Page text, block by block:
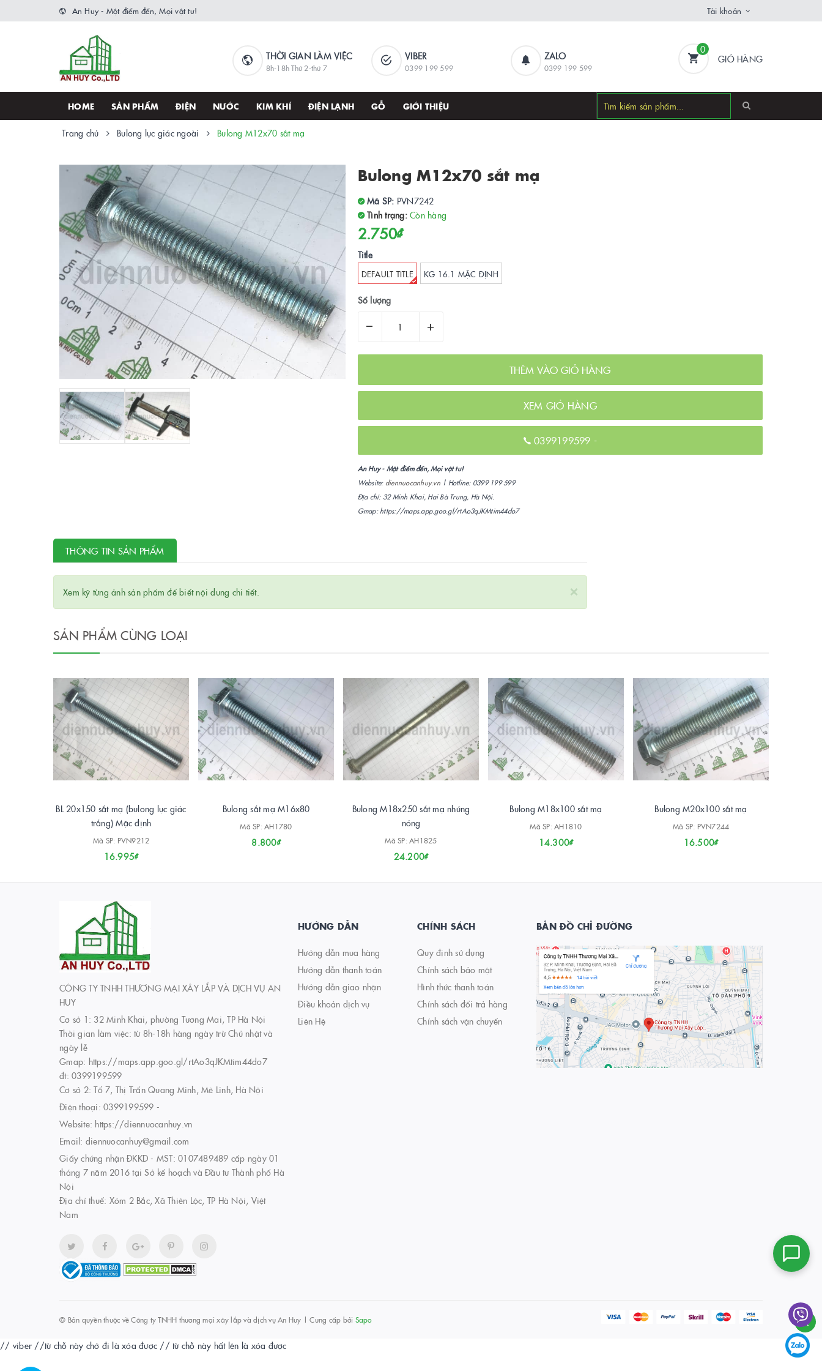
An Huy - Một điểm đến, Mọi vật tư! Tài khoản
THỜI GIAN LÀM VIỆC
8h-18h Thứ 2-thứ 7
VIBER
0399 199 599
ZALO
0399 199 599
0
GIỎ HÀNG
HOME SẢN PHẨM ĐIỆN NƯỚC KIM KHÍ ĐIỆN LẠNH GỖ GIỚI THIỆU
Trang chủ Bulong lục giác ngoài Bulong M12x70 sắt mạ
Bulong M12x70 sắt mạ
Mã SP: PVN7242
Tình trạng: Còn hàng
2.750₫
Title
DEFAULT TITLE KG 16.1 MẶC ĐỊNH
Số lượng
– +
THÊM VÀO GIỎ HÀNG
XEM GIỎ HÀNG
0399199599 -
An Huy - Một điểm đến, Mọi vật tư!
Website: diennuocanhuy.vn| Hotline: 0399 199 599
Địa chỉ: 32 Minh Khai, Hai Bà Trưng, Hà Nội.
Gmap: https://maps.app.goo.gl/rtAo3qJKMtim44do7
THÔNG TIN SẢN PHẨM
×
Xem kỹ từng ảnh sản phẩm để biết nội dung chi tiết.
SẢN PHẨM CÙNG LOẠI
BL 20x150 sắt mạ (bulong lục giác
trắng) Mặc định
Mã SP: PVN9212
16.995₫
Bulong sắt mạ M16x80
Mã SP: AH1780
8.800₫
Bulong M18x250 sắt mạ nhúng
nóng
Mã SP: AH1825
24.200₫
Bulong M18x100 sắt mạ
Mã SP: AH1810
14.300₫
Bulong M20x100 sắt mạ
Mã SP: PVN7244
16.500₫
CÔNG TY TNHH THƯƠNG MẠI XÂY LẮP VÀ DỊCH VỤ AN
HUY
Cơ sở 1: 32 Minh Khai, phường Tương Mai, TP Hà Nội
Thời gian làm việc: từ 8h-18h hàng ngày trừ Chủ nhật và
ngày lễ
Gmap: https://maps.app.goo.gl/rtAo3qJKMtim44do7
đt: 0399199599
Cơ sở 2: Tổ 7, Thị Trấn Quang Minh, Mê Linh, Hà Nội
Điện thoại: 0399199599 -
Website: https://diennuocanhuy.vn
Email: diennuocanhuy@gmail.com
Giấy chứng nhận ĐKKD - MST: 0107489489 cấp ngày 01
tháng 7 năm 2016 tại Sở kế hoạch và Đầu tư Thành phố Hà
Nội
Địa chỉ thuế: Xóm 2 Bắc, Xã Thiên Lộc, TP Hà Nội, Việt
Nam
HƯỚNG DẪN
Hướng dẫn mua hàng
Hướng dẫn thanh toán
Hướng dẫn giao nhận
Điều khoản dịch vụ
Liên Hệ
CHÍNH SÁCH
Quy định sử dụng
Chính sách bảo mật
Hình thức thanh toán
Chính sách đổi trả hàng
Chính sách vận chuyển
BẢN ĐỒ CHỈ ĐƯỜNG
© Bản quyền thuộc vềCông ty TNHH thương mại xây lắp và dịch vụ An Huy | Cung cấp bởi Sapo
// viber //từ chỗ này chở đi là xóa được // từ chỗ này hất lên là xóa được